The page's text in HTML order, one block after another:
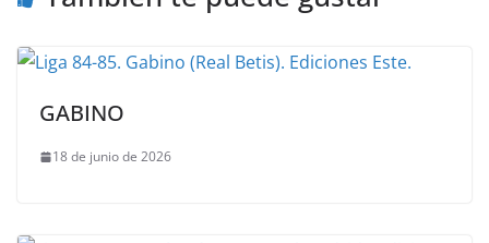
GABINO
18 de junio de 2026